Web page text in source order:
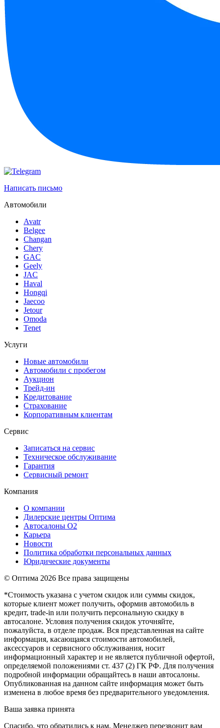
Написать письмо
Автомобили
Avatr
Belgee
Changan
Chery
GAC
Geely
JAC
Haval
Hongqi
Jaecoo
Jetour
Omoda
Tenet
Услуги
Новые автомобили
Автомобили с пробегом
Аукцион
Трейд-ин
Кредитование
Страхование
Корпоративным клиентам
Сервис
Записаться на сервис
Техническое обслуживание
Гарантия
Сервисный ремонт
Компания
О компании
Дилерские центры Оптима
Автосалоны О2
Карьера
Новости
Политика обработки персональных данных
Юридические документы
© Оптима 2026 Все права защищены
*Стоимость указана с учетом скидок или суммы скидок,
которые клиент может получить, оформив автомобиль в
кредит, trade-in или получить персональную скидку в
автосалоне. Условия получения скидок уточняйте,
пожалуйста, в отделе продаж. Вся представленная на сайте
информация, касающаяся стоимости автомобилей,
аксессуаров и сервисного обслуживания, носит
информационный характер и не является публичной офертой,
определяемой положениями ст. 437 (2) ГК РФ. Для получения
подробной информации обращайтесь в наши автосалоны.
Опубликованная на данном сайте информация может быть
изменена в любое время без предварительного уведомления.
Ваша заявка принята
Спасибо, что обратились к нам. Менеджер перезвонит вам